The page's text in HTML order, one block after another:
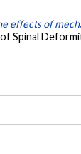
effects of
Spinal